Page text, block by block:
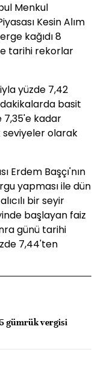
Menkul
Kesin Alım
kağıdı 8
tarihi rekorlar
yüzde 7,42
basit
7,35'e kadar
seviyeler olarak
Erdem Başçı'nın
yapması ile dün
bir seyir
başlayan faiz
günü tarihi
7,44'ten
gümrük vergisi